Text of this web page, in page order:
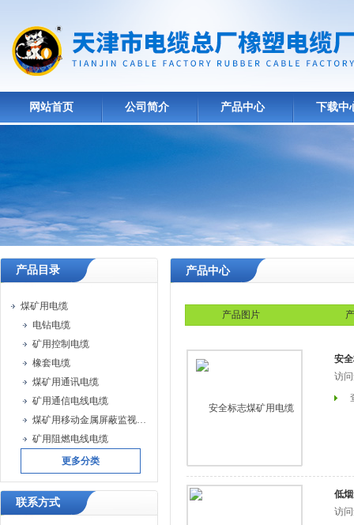
网站首页 公司简介 产品中心 下载中
产品目录
煤矿用电缆
电钻电缆
矿用控制电缆
橡套电缆
煤矿用通讯电缆
矿用通信电线电缆
煤矿用移动金属屏蔽监视型橡套软电缆
矿用阻燃电线电缆
更多分类
联系方式
产品中心
产品图片
安
访
低
访